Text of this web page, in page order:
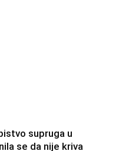
supruga u
se da nije kriva